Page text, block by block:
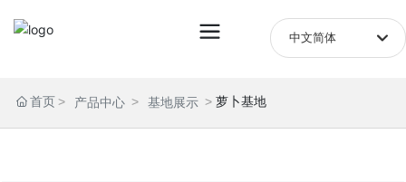
中文简体
首页 产品中心 基地展示 萝卜基地